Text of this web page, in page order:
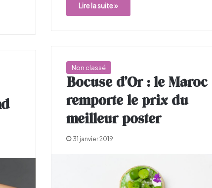
Lire la suite »
Non classé
Bocuse d’Or : le Maroc
remporte le prix du
meilleur poster
31 janvier 2019